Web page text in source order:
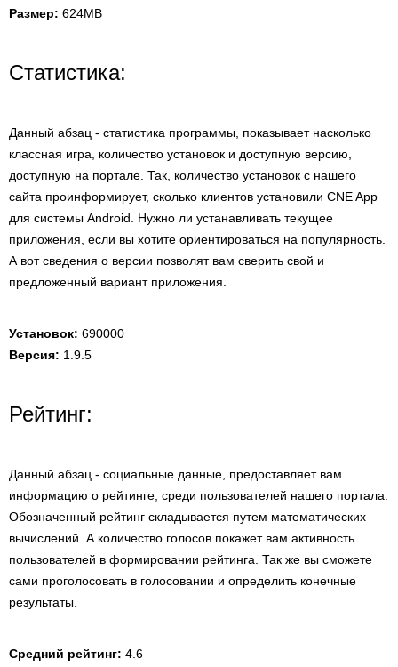
Размер: 624MB
Статистика:
Данный абзац - статистика программы, показывает насколько
классная игра, количество установок и доступную версию,
доступную на портале. Так, количество установок с нашего
сайта проинформирует, сколько клиентов установили CNE App
для системы Android. Нужно ли устанавливать текущее
приложения, если вы хотите ориентироваться на популярность.
А вот сведения о версии позволят вам сверить свой и
предложенный вариант приложения.
Установок: 690000
Версия: 1.9.5
Рейтинг:
Данный абзац - социальные данные, предоставляет вам
информацию о рейтинге, среди пользователей нашего портала.
Обозначенный рейтинг складывается путем математических
вычислений. А количество голосов покажет вам активность
пользователей в формировании рейтинга. Так же вы сможете
сами проголосовать в голосовании и определить конечные
результаты.
Средний рейтинг: 4.6